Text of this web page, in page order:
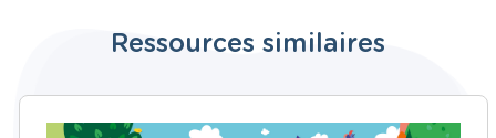
Ressources similaires